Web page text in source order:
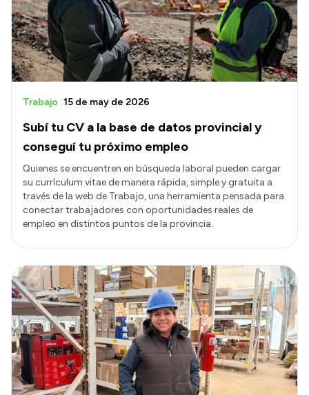
Subí tu CV a la base de datos provincial y
conseguí tu próximo empleo
Trabajo 15 de may de 2026
Quienes se encuentren en búsqueda laboral pueden cargar
su currículum vitae de manera rápida, simple y gratuita a
través de la web de Trabajo, una herramienta pensada para
conectar trabajadores con oportunidades reales de
empleo en distintos puntos de la provincia.